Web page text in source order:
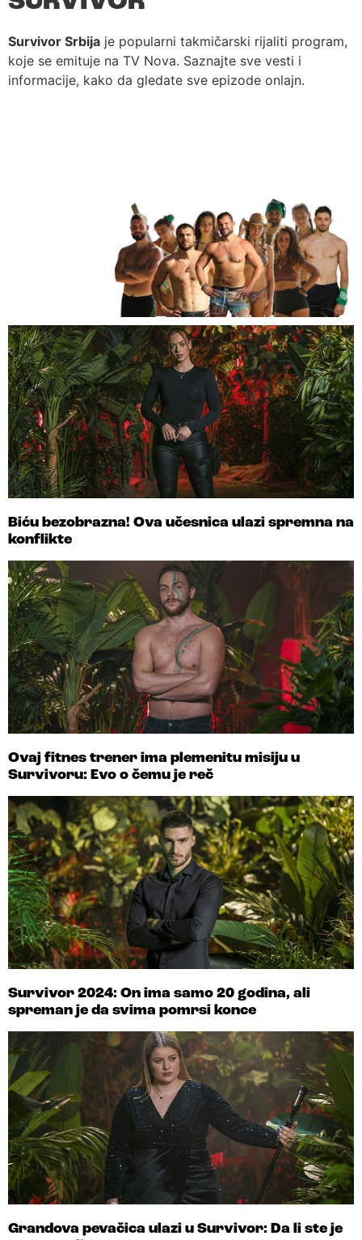
Survivor Srbija je popularni takmičarski rijaliti program,
koje se emituje na TV Nova. Saznajte sve vesti i
informacije, kako da gledate sve epizode onlajn.
Biću bezobrazna! Ova učesnica ulazi spremna na
konflikte
Ovaj fitnes trener ima plemenitu misiju u
Survivoru: Evo o čemu je reč
Survivor 2024: On ima samo 20 godina, ali
spreman je da svima pomrsi konce
Grandova pevačica ulazi u Survivor: Da li ste je